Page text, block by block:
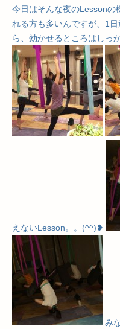
今日はそんな夜のLessonの
れる方も多いんですが、1
ら、効かせるところはしっ
えないLesson。。(^^)❥
み